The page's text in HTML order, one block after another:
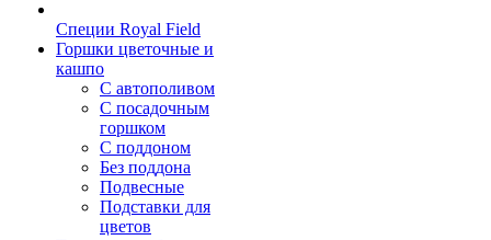
Специи Royal Field
Горшки цветочные и
кашпо
С автополивом
С посадочным
горшком
С поддоном
Без поддона
Подвесные
Подставки для
цветов